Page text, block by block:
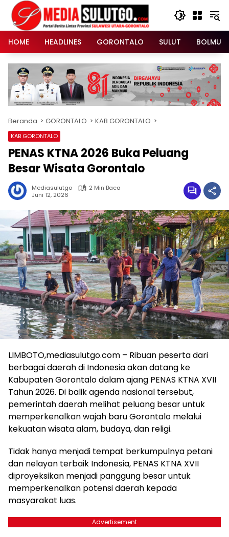
Langsung
konten
HOME
HEADLINES GORONTALO SULUT BOLMUT
Beranda GORONTALO KAB GORONTALO
KAB GORONTALO
PENAS KTNA 2026 Buka Peluang
Besar Wisata Gorontalo
Mediasulutgo
2 Min Baca
Juni 12, 2026
LIMBOTO,mediasulutgo.com – Ribuan peserta dari
berbagai daerah di Indonesia akan datang ke
Kabupaten Gorontalo dalam ajang PENAS KTNA XVII
Tahun 2026. Di balik agenda nasional tersebut,
pemerintah daerah melihat peluang besar untuk
memperkenalkan wajah baru Gorontalo melalui
kekuatan wisata alam, budaya, dan religi.
Tidak hanya menjadi tempat berkumpulnya petani
dan nelayan terbaik Indonesia, PENAS KTNA XVII
diproyeksikan menjadi panggung besar untuk
memperkenalkan potensi daerah kepada
masyarakat luas.
Advertisement